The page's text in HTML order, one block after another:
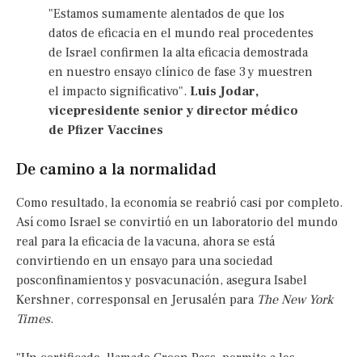
"Estamos sumamente alentados de que los
datos de eficacia en el mundo real procedentes
de Israel confirmen la alta eficacia demostrada
en nuestro ensayo clínico de fase 3 y muestren
el impacto significativo". Luis Jodar,
vicepresidente senior y director médico
de Pfizer Vaccines
De camino a la normalidad
Como resultado, la economía se reabrió casi por completo.
Así como Israel se convirtió en un laboratorio del mundo
real para la eficacia de la vacuna, ahora se está
convirtiendo en un ensayo para una sociedad
posconfinamientos y posvacunación, asegura Isabel
Kershner, corresponsal en Jerusalén para The New York
Times.